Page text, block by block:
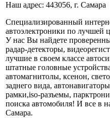
Наш адрес: 443056, г. Самара
Специализированный
автоэлектроники по лучшей
У нас Вы найдете
радар-детекторы,
лучшие в своем классе
штатные головные
автомагнитолы, ксенон,
заднего вида,
рамки,iso-разъемы,
поиска автомобиля! И все в
Самара.